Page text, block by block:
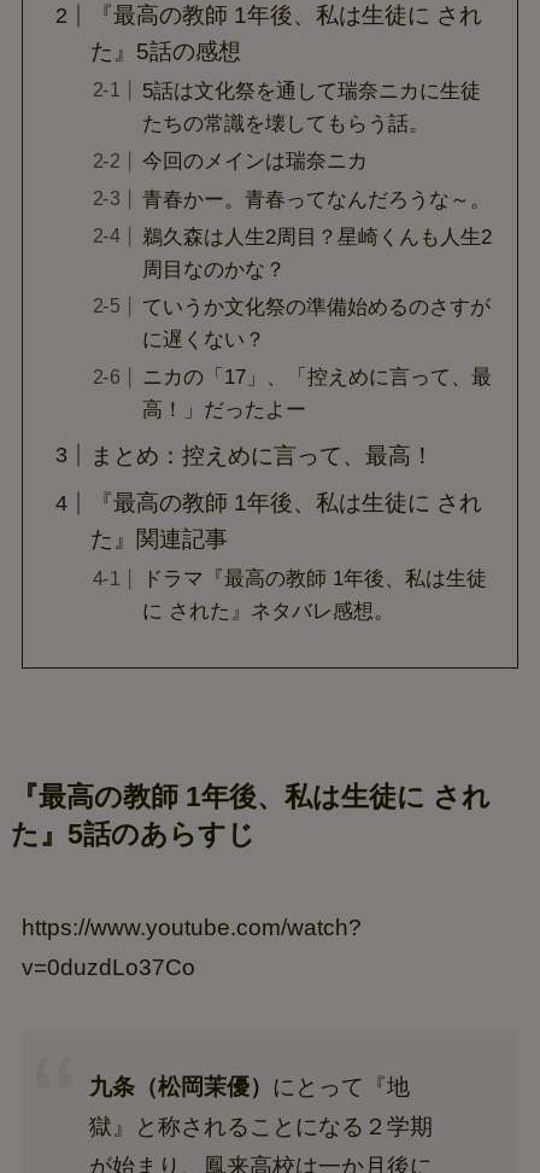
『最高の教師 1年後、私は生徒に され
た』5話の感想
5話は文化祭を通して瑞奈ニカに生徒
たちの常識を壊してもらう話。
今回のメインは瑞奈ニカ
青春かー。青春ってなんだろうな～。
鵜久森は人生2周目？星崎くんも人生2
周目なのかな？
ていうか文化祭の準備始めるのさすが
に遅くない？
ニカの「17」、「控えめに言って、最
高！」だったよー
まとめ：控えめに言って、最高！
『最高の教師 1年後、私は生徒に され
た』関連記事
ドラマ『最高の教師 1年後、私は生徒
に された』ネタバレ感想。
『最高の教師 1年後、私は生徒に され
た』5話のあらすじ
https://www.youtube.com/watch?
v=0duzdLo37Co
九条（松岡茉優） にとって『地
獄』と称されることになる２学期
が始まり、鳳来高校は一か月後に